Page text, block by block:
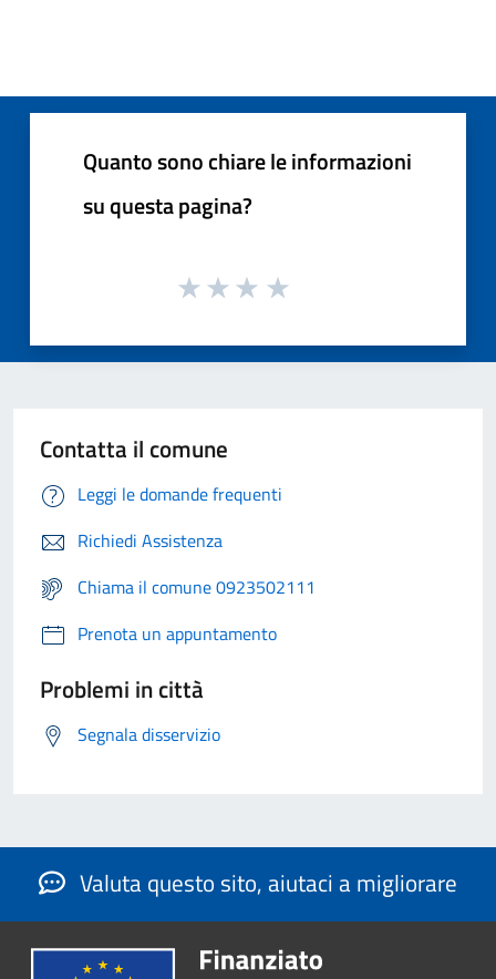
Quanto sono chiare le informazioni
su questa pagina?
Contatta il comune
Leggi le domande frequenti
Richiedi Assistenza
Chiama il comune 0923502111
Prenota un appuntamento
Problemi in città
Segnala disservizio
Valuta questo sito, aiutaci a migliorare